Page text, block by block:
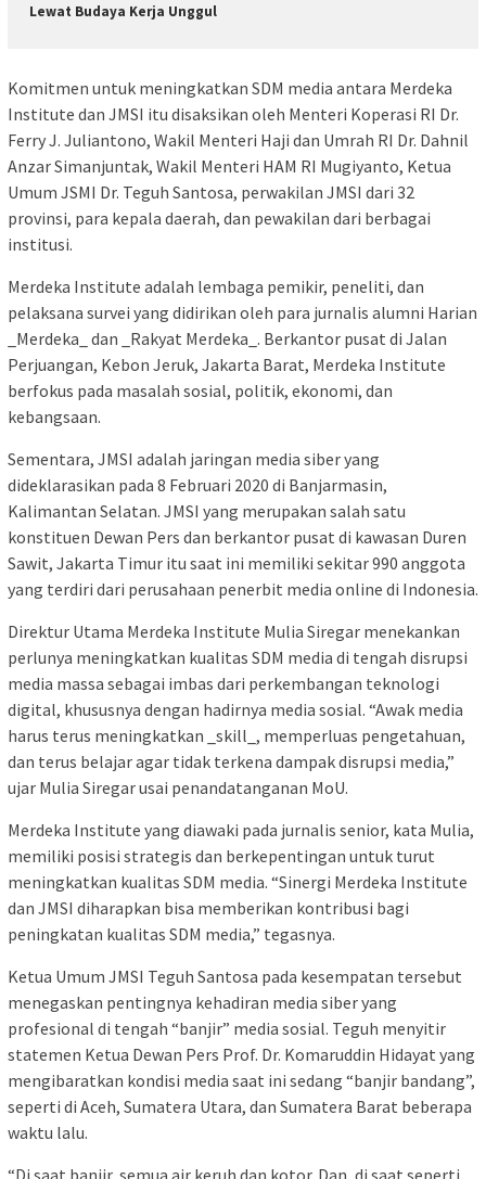
Lewat Budaya Kerja Unggul
Komitmen untuk meningkatkan SDM media antara Merdeka
Institute dan JMSI itu disaksikan oleh Menteri Koperasi RI Dr.
Ferry J. Juliantono, Wakil Menteri Haji dan Umrah RI Dr. Dahnil
Anzar Simanjuntak, Wakil Menteri HAM RI Mugiyanto, Ketua
Umum JSMI Dr. Teguh Santosa, perwakilan JMSI dari 32
provinsi, para kepala daerah, dan pewakilan dari berbagai
institusi.
Merdeka Institute adalah lembaga pemikir, peneliti, dan
pelaksana survei yang didirikan oleh para jurnalis alumni Harian
_Merdeka_ dan _Rakyat Merdeka_. Berkantor pusat di Jalan
Perjuangan, Kebon Jeruk, Jakarta Barat, Merdeka Institute
berfokus pada masalah sosial, politik, ekonomi, dan
kebangsaan.
Sementara, JMSI adalah jaringan media siber yang
dideklarasikan pada 8 Februari 2020 di Banjarmasin,
Kalimantan Selatan. JMSI yang merupakan salah satu
konstituen Dewan Pers dan berkantor pusat di kawasan Duren
Sawit, Jakarta Timur itu saat ini memiliki sekitar 990 anggota
yang terdiri dari perusahaan penerbit media online di Indonesia.
Direktur Utama Merdeka Institute Mulia Siregar menekankan
perlunya meningkatkan kualitas SDM media di tengah disrupsi
media massa sebagai imbas dari perkembangan teknologi
digital, khususnya dengan hadirnya media sosial. “Awak media
harus terus meningkatkan _skill_, memperluas pengetahuan,
dan terus belajar agar tidak terkena dampak disrupsi media,”
ujar Mulia Siregar usai penandatanganan MoU.
Merdeka Institute yang diawaki pada jurnalis senior, kata Mulia,
memiliki posisi strategis dan berkepentingan untuk turut
meningkatkan kualitas SDM media. “Sinergi Merdeka Institute
dan JMSI diharapkan bisa memberikan kontribusi bagi
peningkatan kualitas SDM media,” tegasnya.
Ketua Umum JMSI Teguh Santosa pada kesempatan tersebut
menegaskan pentingnya kehadiran media siber yang
profesional di tengah “banjir” media sosial. Teguh menyitir
statemen Ketua Dewan Pers Prof. Dr. Komaruddin Hidayat yang
mengibaratkan kondisi media saat ini sedang “banjir bandang”,
seperti di Aceh, Sumatera Utara, dan Sumatera Barat beberapa
waktu lalu.